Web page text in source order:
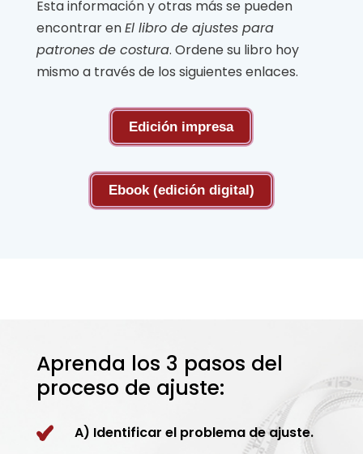
Esta información y otras más se pueden
encontrar enEl libro de ajustes para
patrones de costura. Ordene su libro hoy
mismo a través de los siguientes enlaces.
Edición impresa
Ebook (edición digital)
Aprenda los 3 pasos del
proceso de ajuste:
A) Identificar el problema de ajuste.